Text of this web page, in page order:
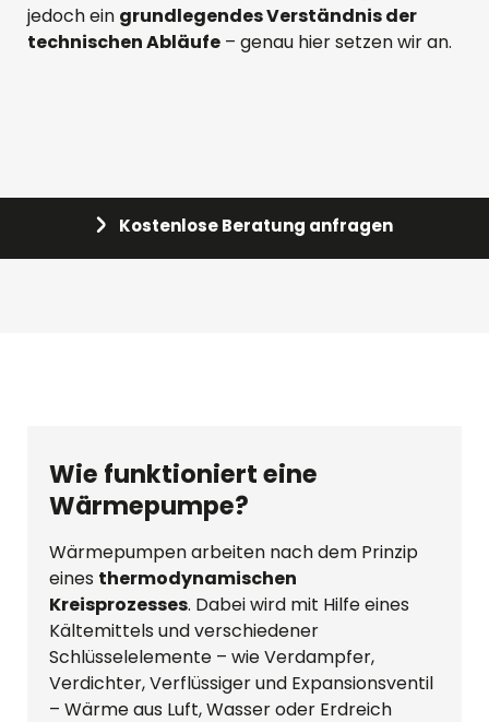
jedoch ein grundlegendes Verständnis der
technischen Abläufe – genau hier setzen wir an.
Kostenlose Beratung anfragen
Wie funktioniert eine
Wärmepumpe?
Wärmepumpen arbeiten nach dem Prinzip
eines thermodynamischen
Kreisprozesses. Dabei wird mit Hilfe eines
Kältemittels und verschiedener
Schlüsselelemente – wie Verdampfer,
Verdichter, Verflüssiger und Expansionsventil
– Wärme aus Luft, Wasser oder Erdreich